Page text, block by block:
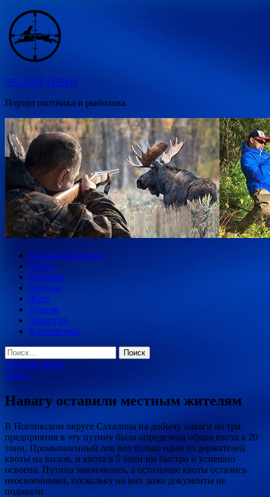
Перейти
содержимому
ЛЕСНОЕ ОЗЕРО
Портал охотника и рыболова.
Главная страница
Охота
Рыбалка
Оружие
Фото
Туризм
Экология
Катаклизмы
Найти:
Главное меню
Охота
Навагу оставили местным жителям
В Ногликском округе Сахалина на добычу наваги на три
предприятия в эту путину была определена общая квота в 20
тонн. Промышленный лов вел только один из держателей
квоты на вылов, и квота в 5 тонн им быстро и успешно
освоена. Путина закончилась, а остальные квоты остались
неосвоенными, поскольку на них даже документы не
подавали.